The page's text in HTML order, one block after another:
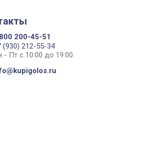
200-45-51
(930) 212-55-34
- Пт с 10:00 до 19:00